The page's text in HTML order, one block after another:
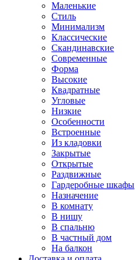
Маленькие
Стиль
Минимализм
Классические
Скандинавские
Современные
Форма
Высокие
Квадратные
Угловые
Низкие
Особенности
Встроенные
Из кладовки
Закрытые
Открытые
Раздвижные
Гардеробные шкафы
Назначение
В комнату
В нишу
В спальню
В частный дом
На балкон